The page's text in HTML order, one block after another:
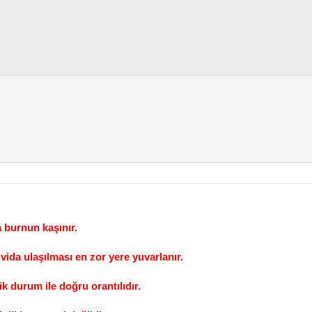
kaşınır.
ulaşılması en zor yere yuvarlanır.
durum ile doğru orantılıdır.